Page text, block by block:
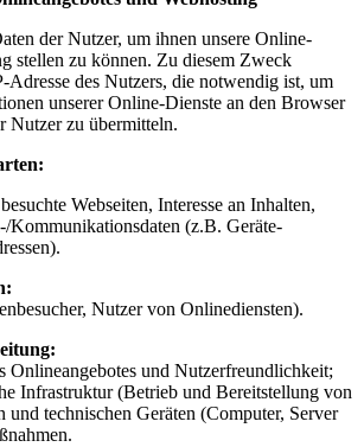
der Nutzer, um ihnen unsere Online-
stellen zu können. Zu diesem Zweck
Adresse des Nutzers, die notwendig ist, um
unserer Online-Dienste an den Browser
Nutzer zu übermitteln.
Webseiten, Interesse an Inhalten,
Kommunikationsdaten (z.B. Geräte-
Nutzer von Onlinediensten).
Onlineangebotes und Nutzerfreundlichkeit;
Infrastruktur (Betrieb und Bereitstellung von
und technischen Geräten (Computer, Server